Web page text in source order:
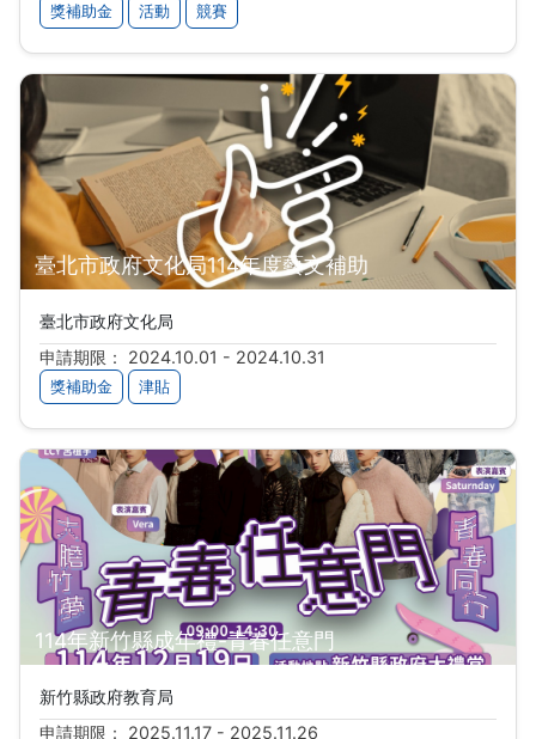
獎補助金 活動 競賽
臺北市政府文化局114年度藝文補助
臺北市政府文化局
申請期限： 2024.10.01 - 2024.10.31
獎補助金 津貼
114年新竹縣成年禮-青春任意門
新竹縣政府教育局
申請期限： 2025.11.17 - 2025.11.26